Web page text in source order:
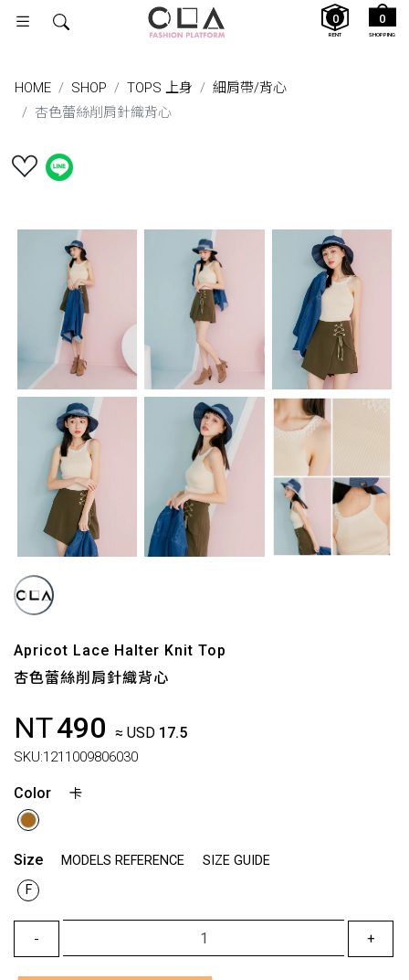
SHOPPING
0
RENT
0
HOME SHOP TOPS 上身
細肩帶/背⼼
杏色蕾絲削肩針織背心
Apricot Lace Halter Knit Top
杏色蕾絲削肩針織背心
NT490 ≈ USD 17.5
SKU:1211009806030
Color 卡
Size MODELS REFERENCE
SIZE GUIDE
F
- +